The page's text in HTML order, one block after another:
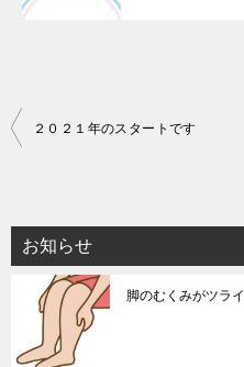
投
ビ
ゲ
２０２１年のスタートです
お知らせ
脚のむくみがツライ